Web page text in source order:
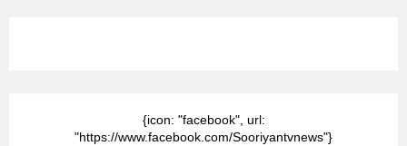
{icon: "facebook", url:
"https://www.facebook.com/Sooriyantvnews"}